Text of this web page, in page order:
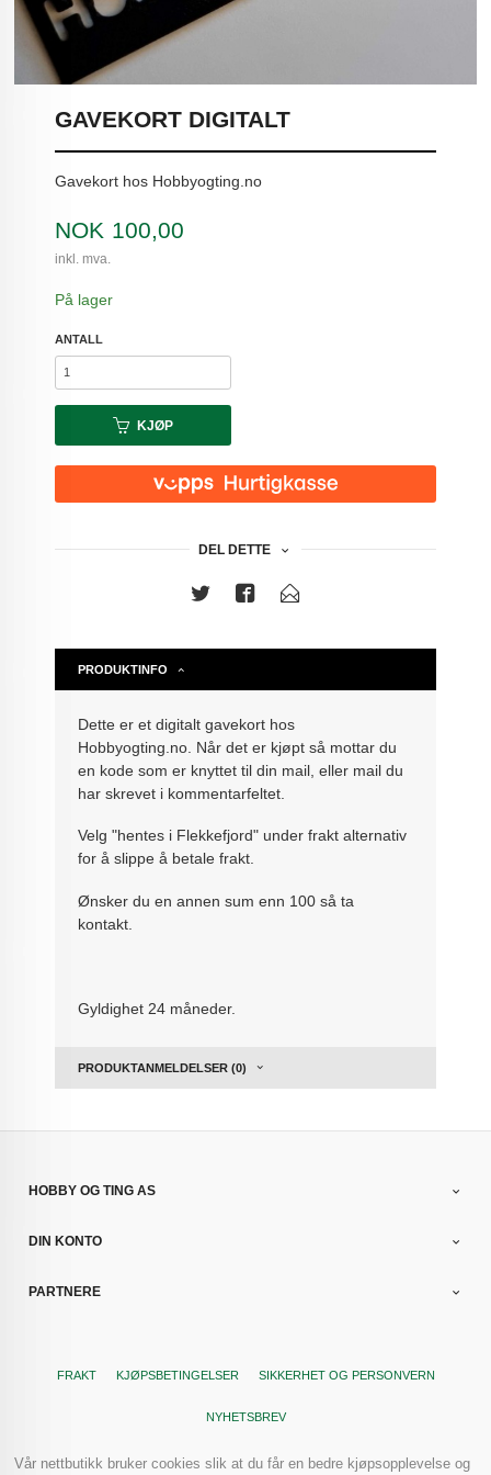
GAVEKORT DIGITALT
Gavekort hos Hobbyogting.no
Pris
NOK 100,00
inkl. mva.
På lager
ANTALL
KJØP
DEL DETTE
PRODUKTINFO
Dette er et digitalt gavekort hos
Hobbyogting.no. Når det er kjøpt så mottar du
en kode som er knyttet til din mail, eller mail du
har skrevet i kommentarfeltet.
Velg "hentes i Flekkefjord" under frakt alternativ
for å slippe å betale frakt.
Ønsker du en annen sum enn 100 så ta
kontakt.
Gyldighet 24 måneder.
PRODUKTANMELDELSER (0)
HOBBY OG TING AS
DIN KONTO
PARTNERE
FRAKT KJØPSBETINGELSER SIKKERHET OG PERSONVERN
NYHETSBREV
Vår nettbutikk bruker cookies slik at du får en bedre kjøpsopplevelse og